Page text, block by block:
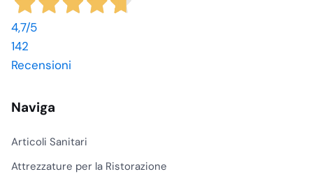
4,7/5
142
Recensioni
Naviga
Articoli Sanitari
Attrezzature per la Ristorazione